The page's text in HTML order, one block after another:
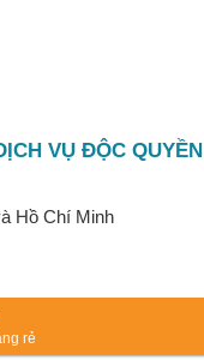
VỤ ĐỘC QUYỀN
Hồ Chí Minh
rẻ